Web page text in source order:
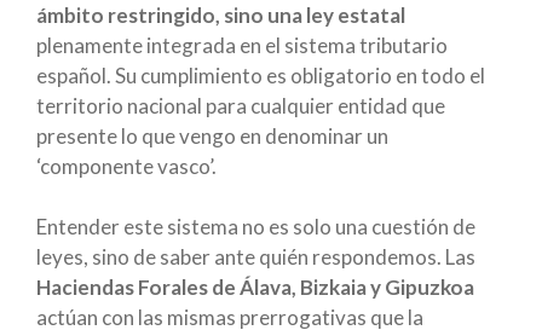
ámbito restringido, sino una ley estatal
plenamente integrada en el sistema tributario
español. Su cumplimiento es obligatorio en todo el
territorio nacional para cualquier entidad que
presente lo que vengo en denominar un
‘componente vasco’.
Entender este sistema no es solo una cuestión de
leyes, sino de saber ante quién respondemos. Las
Haciendas Forales de Álava, Bizkaia y Gipuzkoa
actúan con las mismas prerrogativas que la